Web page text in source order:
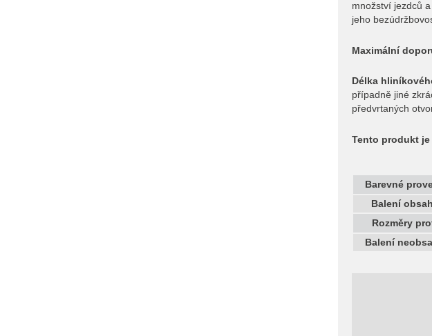
množství jezdců
jeho
Maximální
Délka
případně jiné
předvrtaných
Tento produkt
Barevné
Balení
Rozměry
Balení